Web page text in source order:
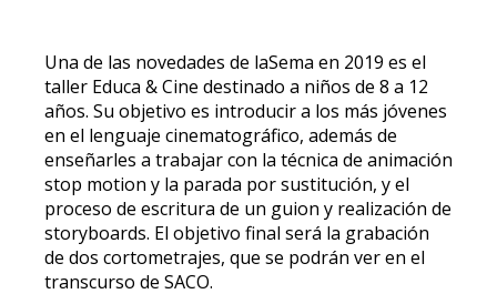
Una de las novedades de laSema en 2019 es el
taller Educa & Cine destinado a niños de 8 a 12
años. Su objetivo es introducir a los más jóvenes
en el lenguaje cinematográfico, además de
enseñarles a trabajar con la técnica de animación
stop motion y la parada por sustitución, y el
proceso de escritura de un guion y realización de
storyboards. El objetivo final será la grabación
de dos cortometrajes, que se podrán ver en el
transcurso de SACO.